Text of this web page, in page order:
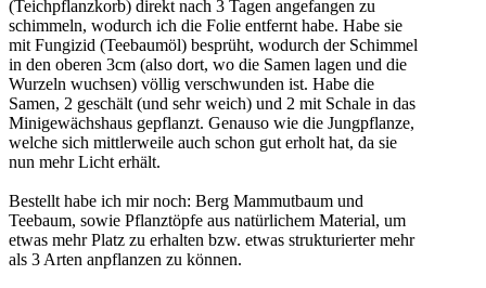
(Teichpflanzkorb) direkt nach 3 Tagen angefangen zu
schimmeln, wodurch ich die Folie entfernt habe. Habe sie
mit Fungizid (Teebaumöl) besprüht, wodurch der Schimmel
in den oberen 3cm (also dort, wo die Samen lagen und die
Wurzeln wuchsen) völlig verschwunden ist. Habe die
Samen, 2 geschält (und sehr weich) und 2 mit Schale in das
Minigewächshaus gepflanzt. Genauso wie die Jungpflanze,
welche sich mittlerweile auch schon gut erholt hat, da sie
nun mehr Licht erhält.
Bestellt habe ich mir noch: Berg Mammutbaum und
Teebaum, sowie Pflanztöpfe aus natürlichem Material, um
etwas mehr Platz zu erhalten bzw. etwas strukturierter mehr
als 3 Arten anpflanzen zu können.